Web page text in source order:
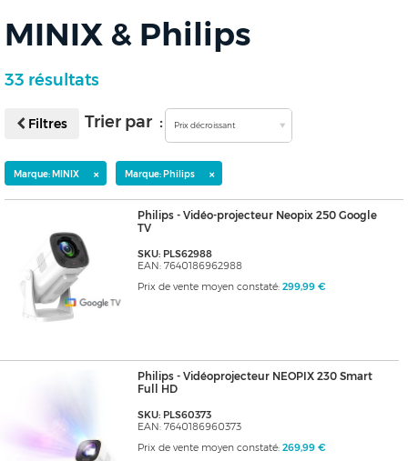
MINIX & Philips
33 résultats
Filtres Trier par : Prix décroissant
Marque: MINIX × Marque: Philips ×
Philips - Vidéo-projecteur Neopix 250 Google
TV
SKU: PLS62988
EAN: 7640186962988
Prix de vente moyen constaté: 299,99 €
Philips - Vidéoprojecteur NEOPIX 230 Smart
Full HD
SKU: PLS60373
EAN: 7640186960373
Prix de vente moyen constaté: 269,99 €